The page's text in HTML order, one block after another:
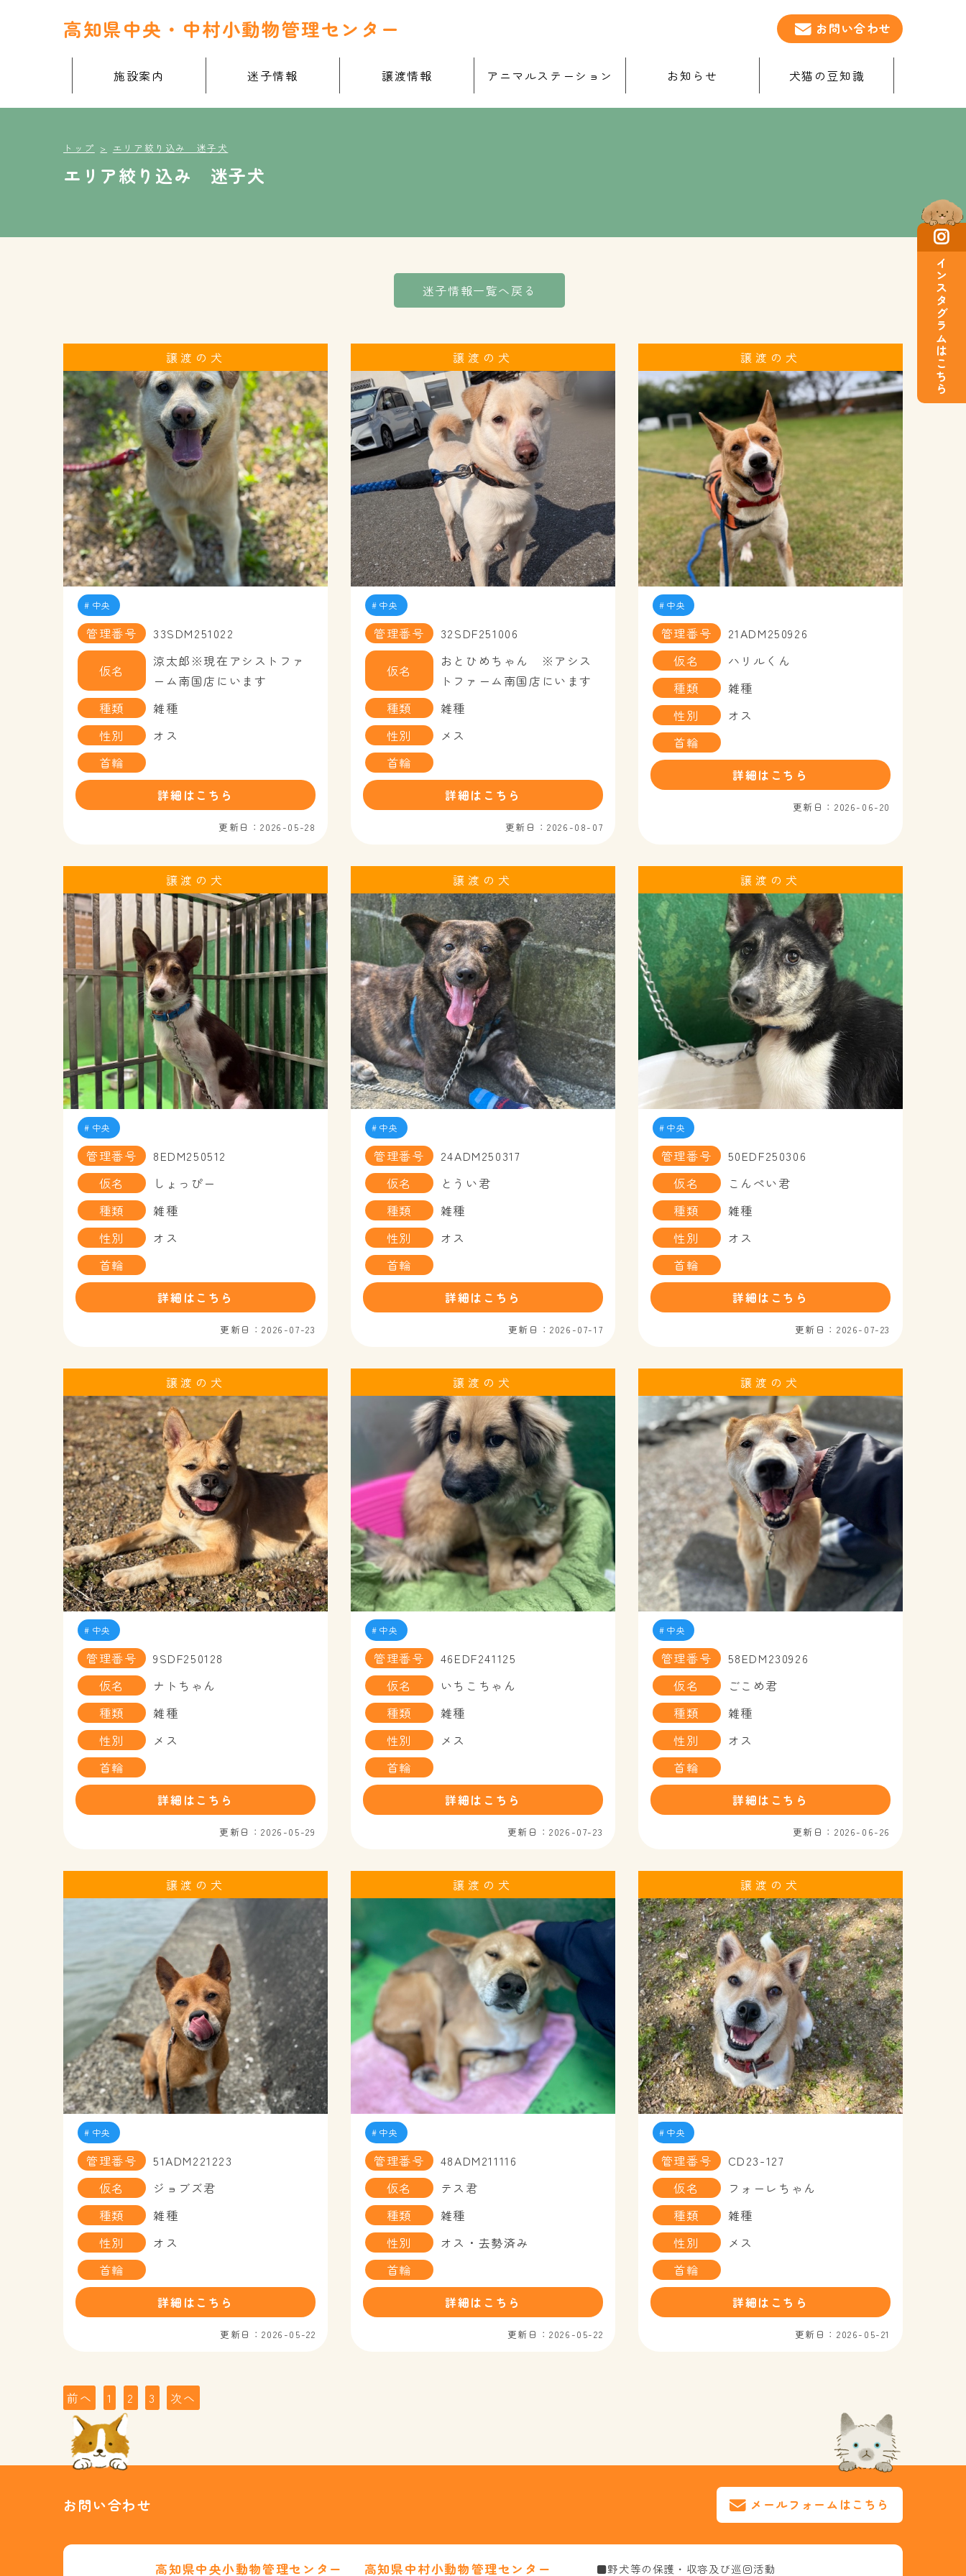
高知県中央・中村小動物管理センター お問い合わせ
施設案内 迷子情報 譲渡情報 アニマルステーション お知らせ 犬猫の豆知識
トップ エリア絞り込み 迷子犬
エリア絞り込み 迷子犬
迷子情報一覧へ戻る
譲渡の犬
中央
管理番号 33SDM251022
仮名
涼太郎※現在アシストファ
ーム南国店にいます
種類
雑種
性別
オス
首輪
詳細はこちら
更新日：2026-05-28
譲渡の犬
中央
管理番号 32SDF251006
仮名
おとひめちゃん ※アシス
トファーム南国店にいます
種類
雑種
性別
メス
首輪
詳細はこちら
更新日：2026-08-07
譲渡の犬
中央
管理番号
21ADM250926
仮名
ハリルくん
種類
雑種
性別
オス
首輪
詳細はこちら
更新日：2026-06-20
譲渡の犬
中央
管理番号
8EDM250512
仮名
しょっぴー
種類
雑種
性別
オス
首輪
詳細はこちら
更新日：2026-07-23
譲渡の犬
中央
管理番号
24ADM250317
仮名
とうい君
種類
雑種
性別
オス
首輪
詳細はこちら
更新日：2026-07-17
譲渡の犬
中央
管理番号
50EDF250306
仮名
こんぺい君
種類
雑種
性別
オス
首輪
詳細はこちら
更新日：2026-07-23
譲渡の犬
中央
管理番号
9SDF250128
仮名
ナトちゃん
種類
雑種
性別
メス
首輪
詳細はこちら
更新日：2026-05-29
譲渡の犬
中央
管理番号
46EDF241125
仮名
いちこちゃん
種類
雑種
性別
メス
首輪
詳細はこちら
更新日：2026-07-23
譲渡の犬
中央
管理番号
58EDM230926
仮名
ごこめ君
種類
雑種
性別
オス
首輪
詳細はこちら
更新日：2026-06-26
譲渡の犬
中央
管理番号
51ADM221223
仮名
ジョブズ君
種類
雑種
性別
オス
首輪
詳細はこちら
更新日：2026-05-22
譲渡の犬
中央
管理番号
48ADM211116
仮名
テス君
種類
雑種
性別
オス・去勢済み
首輪
詳細はこちら
更新日：2026-05-22
譲渡の犬
中央
管理番号
CD23-127
仮名
フォーレちゃん
種類
雑種
性別
メス
首輪
詳細はこちら
更新日：2026-05-21
投
稿
の
ペ
ジ
送
前へ 1 2 3 次へ
インスタグラムはこちら
お問い合わせ メールフォームはこちら
高知県中央小動物管理センター 高知県中村小動物管理センター ■野犬等の保護・収容及び巡回活動